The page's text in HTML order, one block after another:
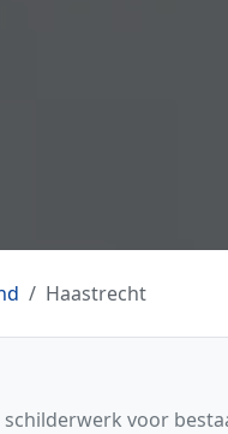
Haastrecht
schilderwerk voor